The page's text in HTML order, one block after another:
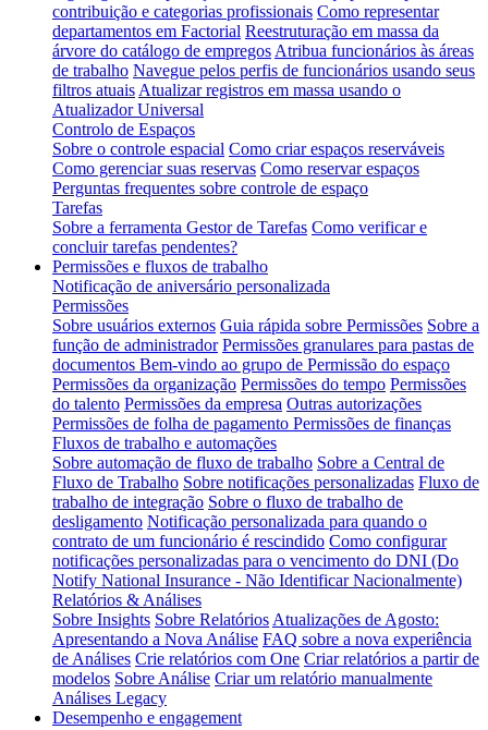
contribuição e categorias profissionais Como representar
departamentos em Factorial Reestruturação em massa da
árvore do catálogo de empregos Atribua funcionários às áreas
de trabalho Navegue pelos perfis de funcionários usando seus
filtros atuais Atualizar registros em massa usando o
Atualizador Universal
Controlo de Espaços
Sobre o controle espacial Como criar espaços reserváveis
Como gerenciar suas reservas Como reservar espaços
Perguntas frequentes sobre controle de espaço
Tarefas
Sobre a ferramenta Gestor de Tarefas Como verificar e
concluir tarefas pendentes?
Permissões e fluxos de trabalho
Notificação de aniversário personalizada
Permissões
Sobre usuários externos Guia rápida sobre Permissões Sobre a
função de administrador Permissões granulares para pastas de
documentos Bem-vindo ao grupo de Permissão do espaço
Permissões da organização Permissões do tempo Permissões
do talento Permissões da empresa Outras autorizações
Permissões de folha de pagamento Permissões de finanças
Fluxos de trabalho e automações
Sobre automação de fluxo de trabalho Sobre a Central de
Fluxo de Trabalho Sobre notificações personalizadas Fluxo de
trabalho de integração Sobre o fluxo de trabalho de
desligamento Notificação personalizada para quando o
contrato de um funcionário é rescindido Como configurar
notificações personalizadas para o vencimento do DNI (Do
Notify National Insurance - Não Identificar Nacionalmente)
Relatórios & Análises
Sobre Insights Sobre Relatórios Atualizações de Agosto:
Apresentando a Nova Análise FAQ sobre a nova experiência
de Análises Crie relatórios com One Criar relatórios a partir de
modelos Sobre Análise Criar um relatório manualmente
Análises Legacy
Desempenho e engagement